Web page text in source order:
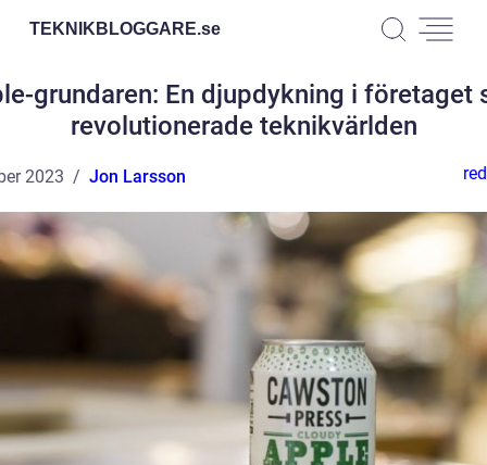
TEKNIKBLOGGARE.se
grundaren: En djupdykning i företaget
revolutionerade teknikvärlden
2023 Jon Larsson